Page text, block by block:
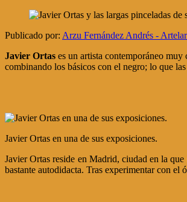
Publicado por: Arzu Fernández Andrés -
Javier Ortas es un artista contemporáneo
combinando los básicos con el negro; lo que
Javier Ortas en una de sus exposiciones.
Javier Ortas reside en Madrid, ciudad en la
bastante autodidacta. Tras experimentar con